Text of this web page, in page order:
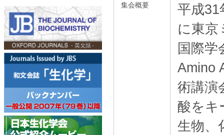
集会概要
平成31
に東京
国際学
Amino
術講演
酸をキ
生物、